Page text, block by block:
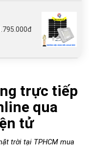
trực tiếp
qua
tử
trời tại TPHCM mua